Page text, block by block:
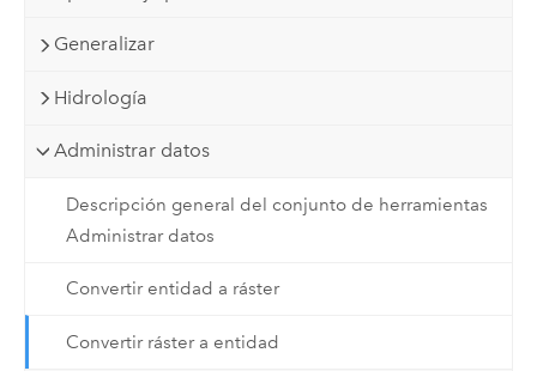
Generalizar
Hidrología
Administrar datos
Descripción general del conjunto de herramientas
Administrar datos
Convertir entidad a ráster
Convertir ráster a entidad